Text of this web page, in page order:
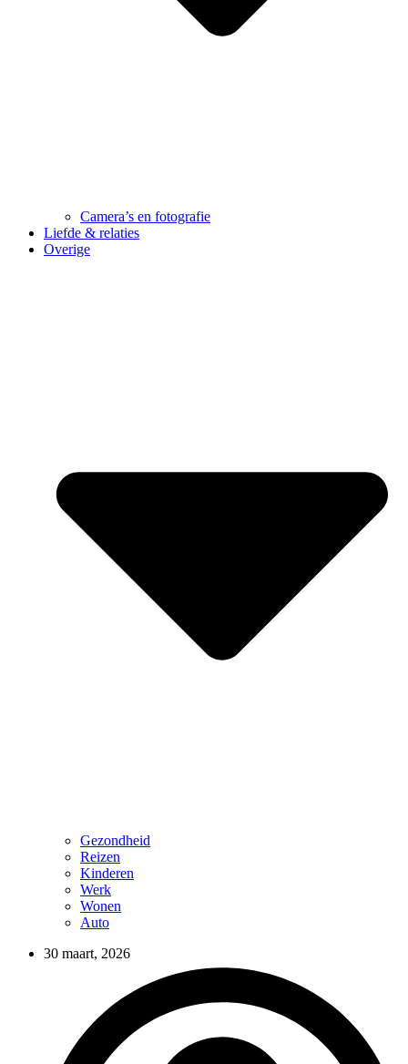
Camera’s en fotografie
Liefde & relaties
Overige
Gezondheid
Reizen
Kinderen
Werk
Wonen
Auto
30 maart, 2026